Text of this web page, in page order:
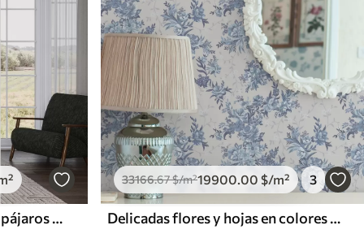
Selva tropical con monos, pájaros y denso follaje
33166.67$/m²19900.00 $/m² 3
Delicadas flores y hojas en colores azul y celeste sobre fondo claro